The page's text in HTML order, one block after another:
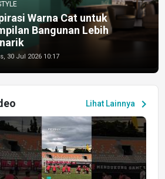
Warna Cat untuk
Bangunan Lebih
30 Jul 2026 10:17
Lihat Lainnya chevron_right